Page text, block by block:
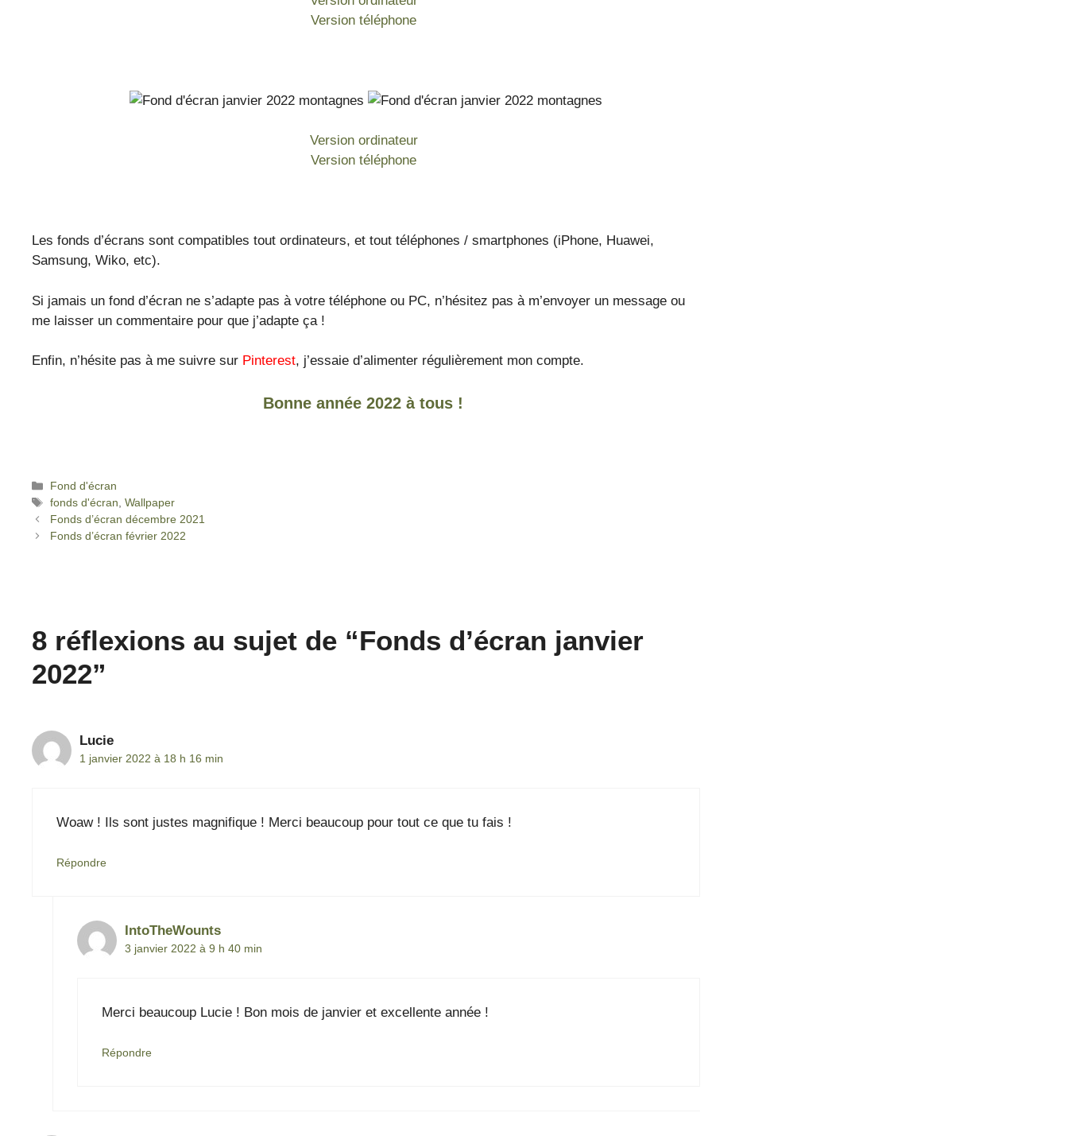
Version téléphone
Version ordinateur
Version téléphone
Les fonds d’écrans sont compatibles tout ordinateurs, et tout téléphones / smartphones (iPhone, Huawei,
Samsung, Wiko, etc).
Si jamais un fond d’écran ne s’adapte pas à votre téléphone ou PC, n’hésitez pas à m’envoyer un message ou
me laisser un commentaire pour que j’adapte ça !
Enfin, n’hésite pas à me suivre sur Pinterest, j’essaie d’alimenter régulièrement mon compte.
Bonne année 2022 à tous !
Fond d'écran
fonds d'écran,Wallpaper
Fonds d’écran décembre 2021
Fonds d’écran février 2022
8 réflexions au sujet de “Fonds d’écran janvier
2022”
Lucie
1 janvier 2022 à 18 h 16 min
Woaw ! Ils sont justes magnifique ! Merci beaucoup pour tout ce que tu fais !
Répondre
IntoTheWounts
3 janvier 2022 à 9 h 40 min
Merci beaucoup Lucie ! Bon mois de janvier et excellente année !
Répondre